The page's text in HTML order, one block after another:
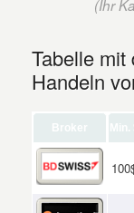
(Ihr
Tabelle
Handeln
Broker Min.